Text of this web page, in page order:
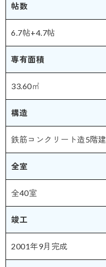
帖数
6.7帖+4.7帖
専有面積
33.60㎡
構造
鉄筋コンクリート造5階建
全室
全40室
竣工
2001年9月完成